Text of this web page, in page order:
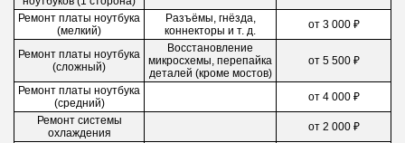
Ремонт платы ноутбука
(мелкий)
Разъёмы, гнёзда,
коннекторы и т. д.
от 3 000 ₽
Ремонт платы ноутбука
(сложный)
Восстановление
микросхемы, перепайка
деталей (кроме мостов)
от 5 500 ₽
Ремонт платы ноутбука
(средний)
от 4 000 ₽
Ремонт системы
охлаждения
от 2 000 ₽